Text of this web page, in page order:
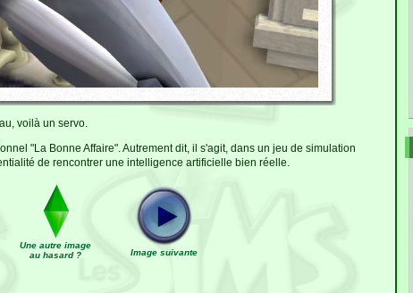
voilà un servo.
"La Bonne Affaire". Autrement dit, il s'agit, dans un jeu de simulation
de rencontrer une intelligence artificielle bien réelle.
Une autre image
au hasard ?
Image suivante